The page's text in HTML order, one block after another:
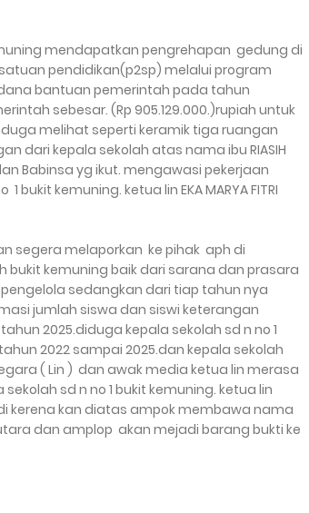
mendapatkan pengrehapan gedung di
pendidikan(p2sp) melalui program
bantuan pemerintah pada tahun
sebesar. (Rp 905.129.000.)rupiah untuk
melihat seperti keramik tiga ruangan
dari kepala sekolah atas nama ibu RIASIH
Babinsa yg ikut. mengawasi pekerjaan
kemuning. ketua lin EKA MARYA FITRI
segera melaporkan ke pihak aph di
bukit kemuning baik dari sarana dan prasara
sedangkan dari tiap tahun nya
jumlah siswa dan siswi keterangan
2025.diduga kepala sekolah sd n no 1
2022 sampai 2025.dan kepala sekolah
( Lin ) dan awak media ketua lin merasa
sd n no 1 bukit kemuning. ketua lin
kerena kan diatas ampok membawa nama
dan amplop akan mejadi barang bukti ke